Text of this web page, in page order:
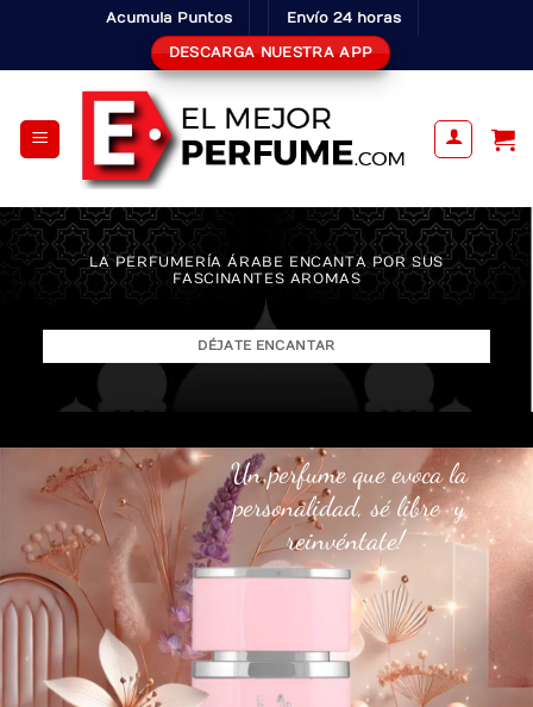
content
Acumula Puntos Envío 24 horas
DESCARGA NUESTRA APP
LA PERFUMERÍA ÁRABE ENCANTA POR SUS
FASCINANTES AROMAS
DÉJATE ENCANTAR
Un perfume que evoca la
personalidad, sé libre y
reinvéntate!